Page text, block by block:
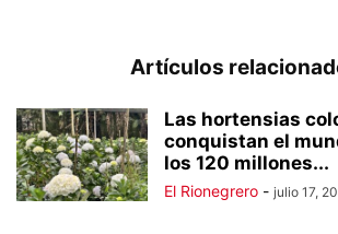
Artículos
Las hortensias
conquistan el
los 120 millones...
El Rionegrero - julio 17,